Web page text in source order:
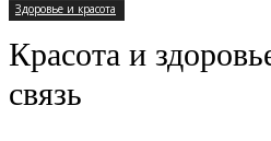
Здоровье и красота
Красота и
связь